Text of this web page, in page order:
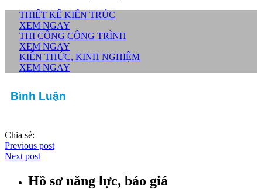
THIẾT KẾ KIẾN TRÚC
XEM NGAY
THI CÔNG CÔNG TRÌNH
XEM NGAY
KIẾN THỨC, KINH NGHIỆM
XEM NGAY
Bình Luận
Chia sẻ:
Previous post
Next post
Hồ sơ năng lực, báo giá